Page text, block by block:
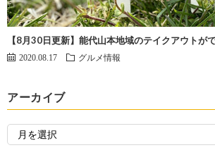
【8月30日更新】能代山本地域のテイクアウトが
2020.08.17 グルメ情報
アーカイブ